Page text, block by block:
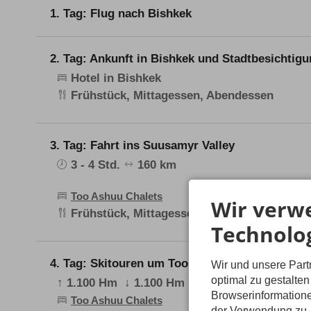
1. Tag: Flug nach Bishkek
2. Tag: Ankunft in Bishkek und
Hotel in Bishkek
Frühstück, Mittagessen, Abendessen
Danach steht ein geführter Stadtrundgang auf
Der Tag endet mit einem Abendessen in einem
3. Tag: Fahrt ins Suusamyr Valley
3 - 4 Std.
160 km
Too Ashuu Chalets
Frühstück, Mittagessen, Abendessen
Nach dem Frühstück brechen wir in die
Bishkek liegt auf 800 m, über den knapp 3.600
Bedingungen gut bis anspruchsvoll befahrbar.
auf der Strasse hoch zum Töö Aschupass,
4. Tag: Skitouren um Too Ashuu / Suusamyr
↑ 1.100 Hm
↓ 1.100 Hm 5 Std.
Too Ashuu Chalets
Wir
Wir und unsere
optimal zu